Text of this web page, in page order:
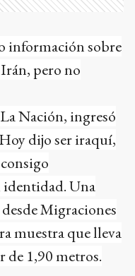
información sobre
pero no
Nación, ingresó
dijo ser iraquí,
Una
Migraciones
muestra que lleva
1,90 metros.